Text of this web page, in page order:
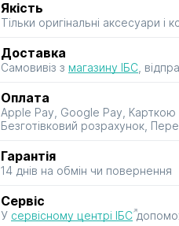
і сушарок
до чайників
Якість
Тільки оригінальні аксесуари і
Доставка
Самовивіз з магазину ІБС,
Оплата
Apple Pay, Google Pay, Карткою
Безготівковий розрахунок,
Гарантія
14 днів на обмін чи повернення
Сервіс
У сервісному центрі ІБС